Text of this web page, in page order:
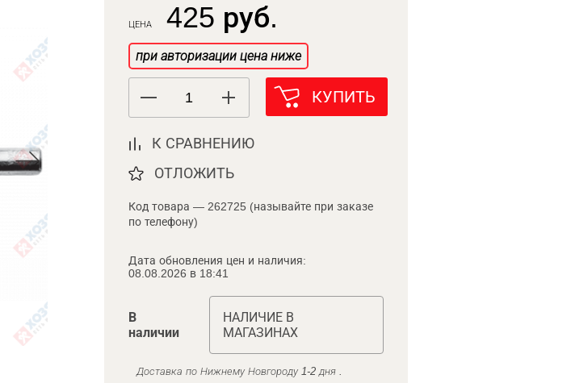
ЦЕНА 425 руб.
при авторизации цена ниже
КУПИТЬ
К СРАВНЕНИЮ
ОТЛОЖИТЬ
Код товара — 262725 (называйте при заказе
по телефону)
Дата обновления цен и наличия:
08.08.2026 в 18:41
В
наличии
НАЛИЧИЕ В
МАГАЗИНАХ
Доставка по Нижнему Новгороду 1-2 дня .